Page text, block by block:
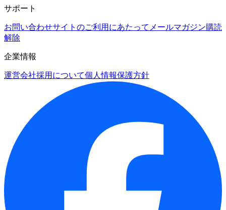
サポート
お問い合わせサイトのご利用にあたって メールマガジン購読
解除
企業情報
運営会社採用について個人情報保護方針